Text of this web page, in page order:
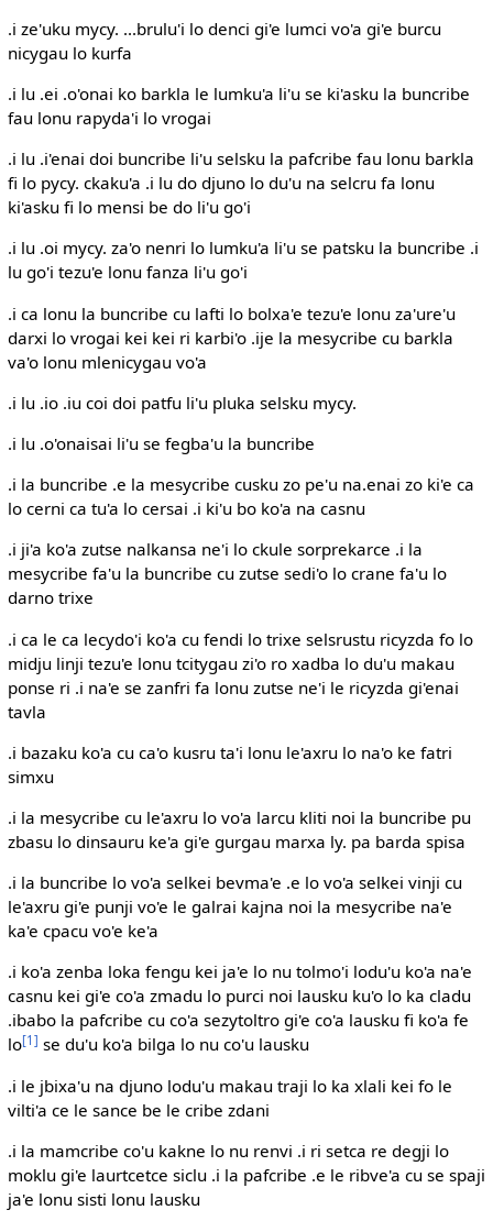
.i ze'uku mycy. ...brulu'i lo denci gi'e lumci vo'a gi'e burcu
nicygau lo kurfa
.i lu .ei .o'onai ko barkla le lumku'a li'u se ki'asku la buncribe
fau lonu rapyda'i lo vrogai
.i lu .i'enai doi buncribe li'u selsku la pafcribe fau lonu barkla
fi lo pycy. ckaku'a .i lu do djuno lo du'u na selcru fa lonu
ki'asku fi lo mensi be do li'u go'i
.i lu .oi mycy. za'o nenri lo lumku'a li'u se patsku la buncribe .i
lu go'i tezu'e lonu fanza li'u go'i
.i ca lonu la buncribe cu lafti lo bolxa'e tezu'e lonu za'ure'u
darxi lo vrogai kei kei ri karbi'o .ije la mesycribe cu barkla
va'o lonu mlenicygau vo'a
.i lu .io .iu coi doi patfu li'u pluka selsku mycy.
.i lu .o'onaisai li'u se fegba'u la buncribe
.i la buncribe .e la mesycribe cusku zo pe'u na.enai zo ki'e ca
lo cerni ca tu'a lo cersai .i ki'u bo ko'a na casnu
.i ji'a ko'a zutse nalkansa ne'i lo ckule sorprekarce .i la
mesycribe fa'u la buncribe cu zutse sedi'o lo crane fa'u lo
darno trixe
.i ca le ca lecydo'i ko'a cu fendi lo trixe selsrustu ricyzda fo lo
midju linji tezu'e lonu tcitygau zi'o ro xadba lo du'u makau
ponse ri .i na'e se zanfri fa lonu zutse ne'i le ricyzda gi'enai
tavla
.i bazaku ko'a cu ca'o kusru ta'i lonu le'axru lo na'o ke fatri
simxu
.i la mesycribe cu le'axru lo vo'a larcu kliti noi la buncribe pu
zbasu lo dinsauru ke'a gi'e gurgau marxa ly. pa barda spisa
.i la buncribe lo vo'a selkei bevma'e .e lo vo'a selkei vinji cu
le'axru gi'e punji vo'e le galrai kajna noi la mesycribe na'e
ka'e cpacu vo'e ke'a
.i ko'a zenba loka fengu kei ja'e lo nu tolmo'i lodu'u ko'a na'e
casnu kei gi'e co'a zmadu lo purci noi lausku ku'o lo ka cladu
.ibabo la pafcribe cu co'a sezytoltro gi'e co'a lausku fi ko'a fe
lo[1] se du'u ko'a bilga lo nu co'u lausku
.i le jbixa'u na djuno lodu'u makau traji lo ka xlali kei fo le
vilti'a ce le sance be le cribe zdani
.i la mamcribe co'u kakne lo nu renvi .i ri setca re degji lo
moklu gi'e laurtcetce siclu .i la pafcribe .e le ribve'a cu se spaji
ja'e lonu sisti lonu lausku